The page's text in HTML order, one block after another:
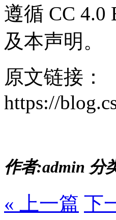
遵循 CC 4.0
及本声明。
原文链接：
https://
作者:admin 分
« 上一篇 下